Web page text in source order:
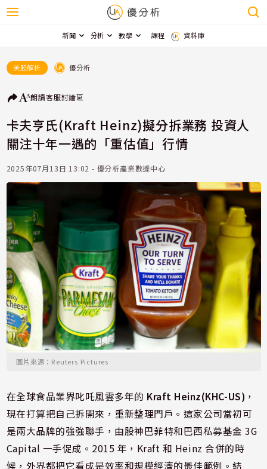
新聞 分析 教學 課程 資料庫
美股解析 優分析
朗讀客服討論區
卡夫亨氏(Kraft Heinz)擬分拆業務 投資人
關注十年一遇的「重估值」行情
2025年07月13日 13:02 - 優分析產業數據中心
圖片來源：Reuters Pictures
在全球食品業界叱吒風雲多年的 Kraft Heinz(KHC-US) ，
現在打算把自己拆開來，重新整理門戶。這家公司當初可
是兩大品牌的強強聯手，由股神巴菲特和巴西私募基金 3G
Capital 一手促成。2015 年，Kraft 和 Heinz 合併的時
候，外界都把它看成是效率和規模經濟的最佳範例。結